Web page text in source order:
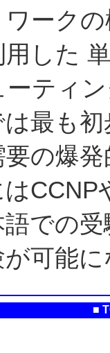
ーク
した
ティ
最も
要の爆
での
可能
■